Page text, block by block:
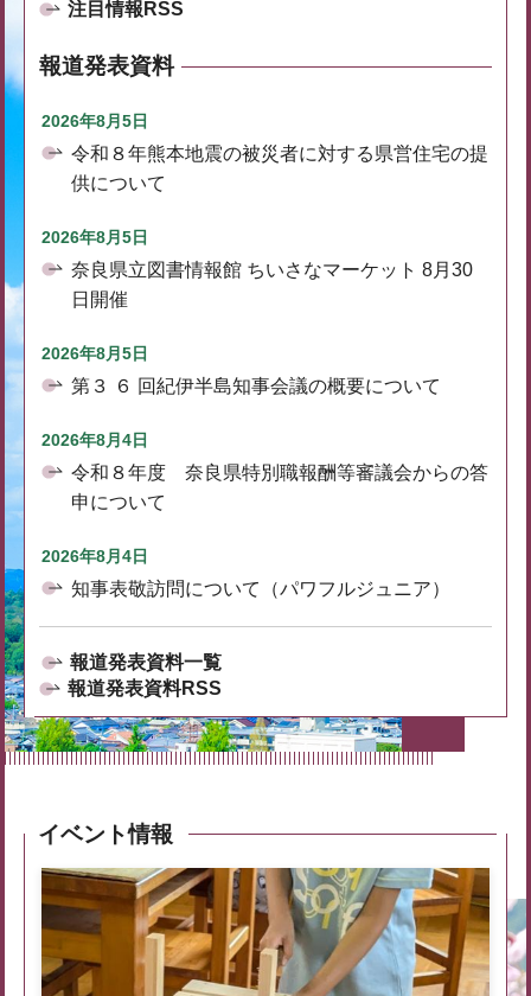
注目情報RSS
報道発表資料
2026年8月5日
令和８年熊本地震の被災者に対する県営住宅の提
供について
2026年8月5日
奈良県立図書情報館 ちいさなマーケット 8月30
日開催
2026年8月5日
第３ ６ 回紀伊半島知事会議の概要について
2026年8月4日
令和８年度 奈良県特別職報酬等審議会からの答
申について
2026年8月4日
知事表敬訪問について（パワフルジュニア）
報道発表資料一覧
報道発表資料RSS
イベント情報